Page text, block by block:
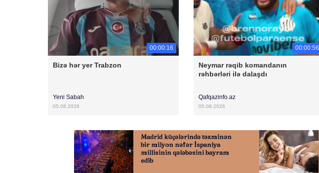
00:00:16
Bizə hər yer Trabzon
Yeni Sabah
05.08.2026
00:00:56
Neymar rəqib komandanın
rəhbərləri ilə dalaşdı
Qafqazinfo.az
05.08.2026